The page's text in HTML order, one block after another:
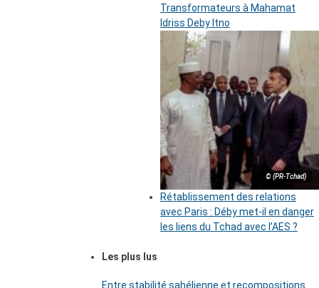
Transformateurs à Mahamat
Idriss Deby Itno
© (PR-Tchad)
Rétablissement des relations
avec Paris : Déby met-il en danger
les liens du Tchad avec l’AES ?
Les plus lus
Entre stabilité sahélienne et recompositions